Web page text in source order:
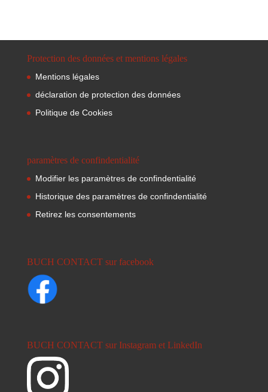
Protection des données et mentions légales
Mentions légales
déclaration de protection des données
Politique de Cookies
paramètres de confindentialité
Modifier les paramètres de confindentialité
Historique des paramètres de confindentialité
Retirez les consentements
BUCH CONTACT sur facebook
BUCH CONTACT sur Instagram et LinkedIn